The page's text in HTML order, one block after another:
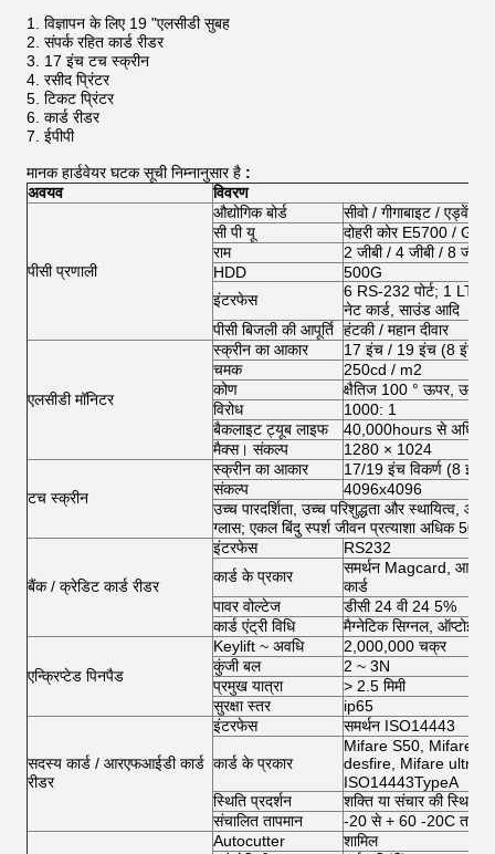
विज्ञापन के लिए 19 "एलसीडी सुबह
संपर्क रहित कार्ड रीडर
17 इंच टच स्क्रीन
रसीद प्रिंटर
टिकट प्रिंटर
कार्ड रीडर
ईपीपी
मानक हार्डवेयर घटक सूची निम्नानुसार है :
अवयव
विवरण
पीसी प्रणाली
औद्योगिक बोर्ड
सीवो / गीगाबाइट /
सी पी यू
दोहरी कोर E5700 /
राम
2 जीबी / 4 जीबी / 8 जीबी
HDD
500G
इंटरफेस
6 RS-232 पोर्ट; 1 LTP;
नेट कार्ड, साउंड आदि
पीसी बिजली की आपूर्ति हंटकी / महान दीवार
एलसीडी मॉनिटर
स्क्रीन का आकार
17 इंच / 19 इंच (8 इंच
चमक
250cd / m2
कोण
क्षैतिज 100 ° ऊपर,
विरोध
1000: 1
बैकलाइट ट्यूब लाइफ
40,000hours से अधिक
मैक्स। संकल्प
1280 × 1024
टच स्क्रीन
स्क्रीन का आकार
17/19 इंच विकर्ण (8 इंच
संकल्प
4096x4096
उच्च पारदर्शिता, उच्च परिशुद्धता और स्थायित्व,
ग्लास; एकल बिंदु स्पर्श जीवन प्रत्याशा अधिक
बैंक / क्रेडिट कार्ड रीडर
इंटरफेस
RS232
कार्ड के प्रकार
समर्थन Magcard, आईसी
कार्ड
पावर वोल्टेज
डीसी 24 वी 24 5%
कार्ड एंट्री विधि
मैग्नेटिक सिग्नल,
एन्क्रिप्टेड पिनपैड
Keylift ~ अवधि
2,000,000 चक्र
कुंजी बल
2 ~ 3N
प्रमुख यात्रा
> 2.5 मिमी
सुरक्षा स्तर
ip65
सदस्य कार्ड / आरएफआईडी कार्ड
रीडर
इंटरफेस समर्थन ISO14443
कार्ड के प्रकार
Mifare S50, Mifare
desfire, Mifare
ISO14443TypeA
स्थिति प्रदर्शन
शक्ति या संचार की
संचालित तापमान
-20 से + 60 -20C तक
Autocutter
शामिल